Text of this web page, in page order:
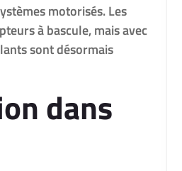
motorisés. Les
à bascule, mais avec
sont désormais
dans